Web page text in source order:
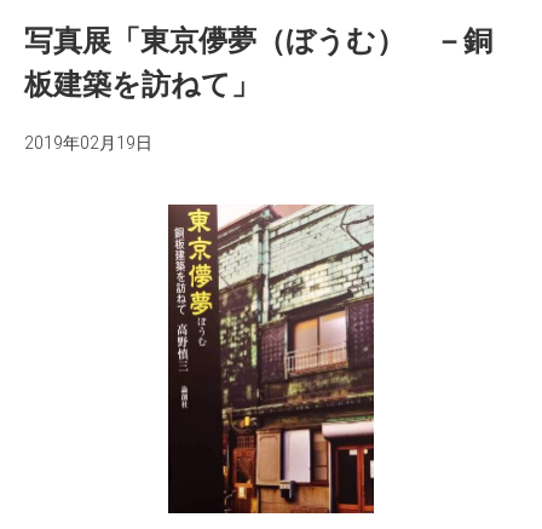
写真展「東京儚夢（ぼうむ） －銅
板建築を訪ねて」
2019年02月19日